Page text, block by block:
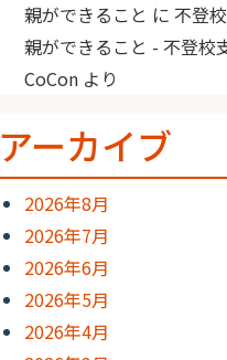
親ができること に 不登
親ができること - 不登校
CoCon より
アーカイブ
2026年8月
2026年7月
2026年6月
2026年5月
2026年4月